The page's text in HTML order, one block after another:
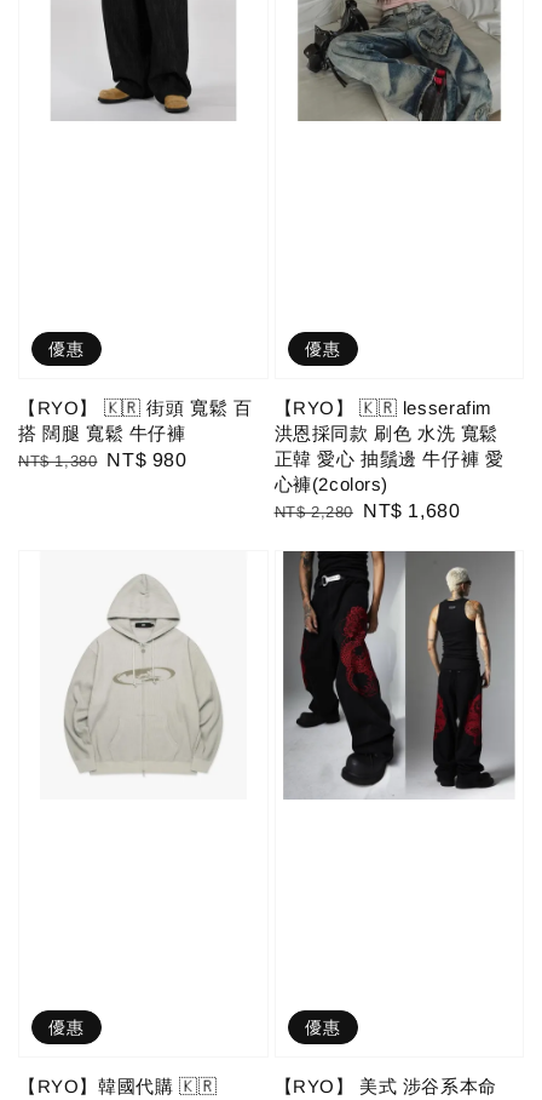
優惠
【RYO】 🇰🇷 街頭 寬鬆 百
搭 闊腿 寬鬆 牛仔褲
Regular
NT$ 1,380 Sale
NT$ 980
優惠
【RYO】 🇰🇷 lesserafim
洪恩採同款 刷色 水洗 寬鬆
正韓 愛心 抽鬚邊 牛仔褲 愛
心褲(2colors)
Regular
NT$ 2,280
Sale
NT$ 1,680
優惠
【RYO】韓國代購 🇰🇷
優惠
【RYO】 美式 涉谷系本命